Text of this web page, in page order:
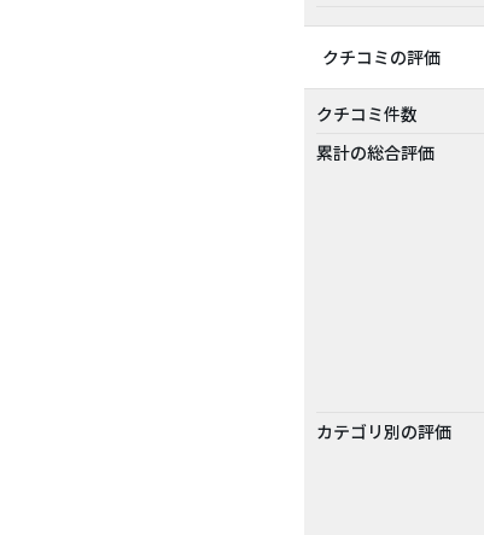
クチコミの評価
クチコミ件数
累計の総合評価
カテゴリ別の評価